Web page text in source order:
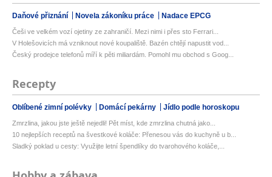
Daňové přiznání Novela zákoníku práce Nadace EPCG
Češi ve velkém vozí ojetiny ze zahraničí. Mezi nimi i přes sto Ferrari...
V Holešovicích má vzniknout nové koupaliště. Bazén chtějí napustit vod...
Český prodejce telefonů míří k pěti miliardám. Pomohl mu obchod s Goog...
Recepty
Oblíbené zimní polévky Domácí pekárny Jídlo podle horoskopu
Zmrzlina, jakou jste ještě nejedli! Pět míst, kde zmrzlina chutná jako...
10 nejlepších receptů na švestkové koláče: Přenesou vás do kuchyně u b...
Sladký poklad u cesty: Využijte letní špendlíky do tvarohového koláče,...